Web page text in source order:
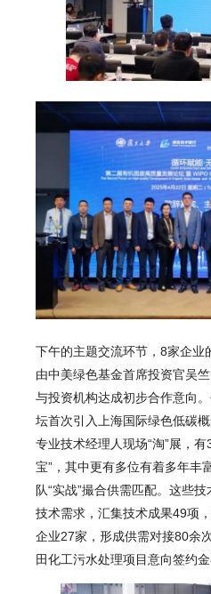
下午的主题交流环节，8家企业
由中美绿色基金首席投资官吴
与投资机构达成初步合作意向
坛首次引入上海国际绿色低碳
专业技术经理人现场“淘”展，
宝”，其中更有多位有着多年丰
队“实战”撮合供需匹配。这些
技术需求，汇集技术成果49项
企业27家，形成供需对接80余
田化工污水处理项目意向签约金